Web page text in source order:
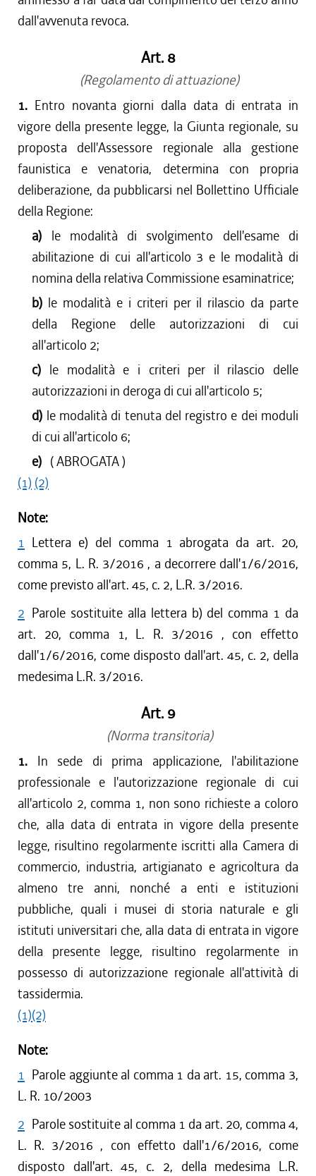
dall'avvenuta revoca.
Art. 8
(Regolamento di attuazione)
1. Entro novanta giorni dalla data di entrata in
vigore della presente legge, la Giunta regionale, su
proposta dell'Assessore regionale alla gestione
faunistica e venatoria, determina con propria
deliberazione, da pubblicarsi nel Bollettino Ufficiale
della Regione:
a) le modalità di svolgimento dell'esame di
abilitazione di cui all'articolo 3 e le modalità di
nomina della relativa Commissione esaminatrice;
b) le modalità e i criteri per il rilascio da parte
della Regione delle autorizzazioni di cui
all'articolo 2;
c) le modalità e i criteri per il rilascio delle
autorizzazioni in deroga di cui all'articolo 5;
d) le modalità di tenuta del registro e dei moduli
di cui all'articolo 6;
e) ( ABROGATA )
(1) (2)
Note:
1 Lettera e) del comma 1 abrogata da art. 20,
comma 5, L. R. 3/2016 , a decorrere dall'1/6/2016,
come previsto all'art. 45, c. 2, L.R. 3/2016.
2 Parole sostituite alla lettera b) del comma 1 da
art. 20, comma 1, L. R. 3/2016 , con effetto
dall'1/6/2016, come disposto dall'art. 45, c. 2, della
medesima L.R. 3/2016.
Art. 9
(Norma transitoria)
1. In sede di prima applicazione, l'abilitazione
professionale e l'autorizzazione regionale di cui
all'articolo 2, comma 1, non sono richieste a coloro
che, alla data di entrata in vigore della presente
legge, risultino regolarmente iscritti alla Camera di
commercio, industria, artigianato e agricoltura da
almeno tre anni, nonché a enti e istituzioni
pubbliche, quali i musei di storia naturale e gli
istituti universitari che, alla data di entrata in vigore
della presente legge, risultino regolarmente in
possesso di autorizzazione regionale all'attività di
tassidermia.
(1)(2)
Note:
1 Parole aggiunte al comma 1 da art. 15, comma 3,
L. R. 10/2003
2 Parole sostituite al comma 1 da art. 20, comma 4,
L. R. 3/2016 , con effetto dall'1/6/2016, come
disposto dall'art. 45, c. 2, della medesima L.R.